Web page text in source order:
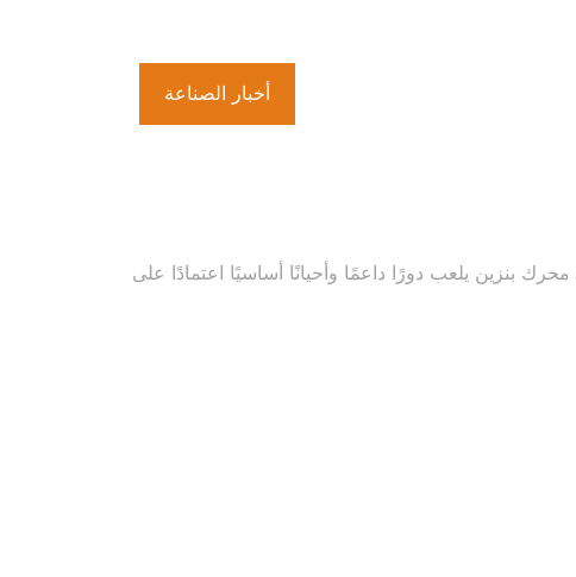
أخبار الصناعة
محرك بنزين يلعب دورًا داعمًا وأحيانًا أساسيًا اعتمادًا على